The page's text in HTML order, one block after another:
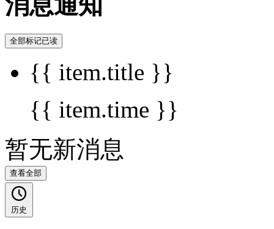
全部标记已读
{{ item.title }}
{{ item.time }}
暂无新消息
查看全部
历史